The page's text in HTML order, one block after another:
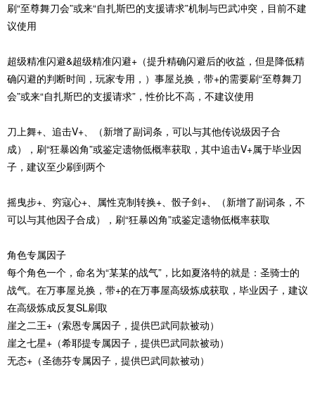
刷“至尊舞刀会”或来“自扎斯巴的支援请求”机制与巴武冲突，目前不建
议使用
超级精准闪避&超级精准闪避+（提升精确闪避后的收益，但是降低精
确闪避的判断时间，玩家专用，）事屋兑换，带+的需要刷“至尊舞刀
会”或来“自扎斯巴的支援请求”，性价比不高，不建议使用
刀上舞+、追击V+、（新增了副词条，可以与其他传说级因子合
成），刷“狂暴凶角”或鉴定遗物低概率获取，其中追击V+属于毕业因
子，建议至少刷到两个
摇曳步+、穷寇心+、属性克制转换+、骰子剑+、（新增了副词条，不
可以与其他因子合成），刷“狂暴凶角”或鉴定遗物低概率获取
角色专属因子
每个角色一个，命名为“某某的战气”，比如夏洛特的就是：圣骑士的
战气。在万事屋兑换，带+的在万事屋高级炼成获取，毕业因子，建议
在高级炼成反复SL刷取
崖之二王+（索恩专属因子，提供巴武同款被动）
崖之七星+（希耶提专属因子，提供巴武同款被动）
无态+（圣德芬专属因子，提供巴武同款被动）